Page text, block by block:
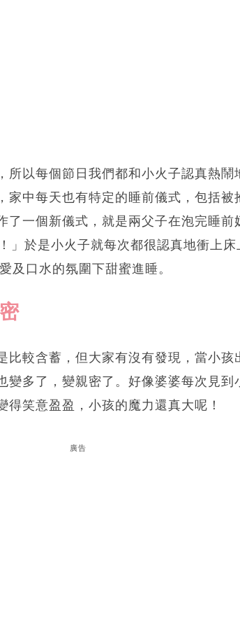
所以每個節日我們都和小火子認真熱鬧
家中每天也有特定的睡前儀式，包括被
了一個新儀式，就是兩父子在泡完睡前
」於是小火子就每次都很認真地衝上床
及口水的氛圍下甜蜜進睡。
比較含蓄，但大家有沒有發現，當小孩
變多了，變親密了。好像婆婆每次見到
笑意盈盈，小孩的魔力還真大呢！
廣告